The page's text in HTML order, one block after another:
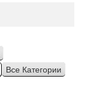
Все Категории